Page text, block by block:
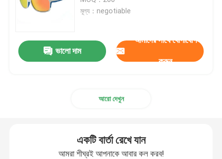
জলরোধী সুইম ক্যাপ
মোটরক্রস রেসিং গগলস
মূল্য：negotiable
ভালো দাম
আমাদের সাথে যোগাযোগ
করুন
আরো দেখুন
একটি বার্তা রেখে যান
আমরা শীঘ্রই আপনাকে আবার কল করব!